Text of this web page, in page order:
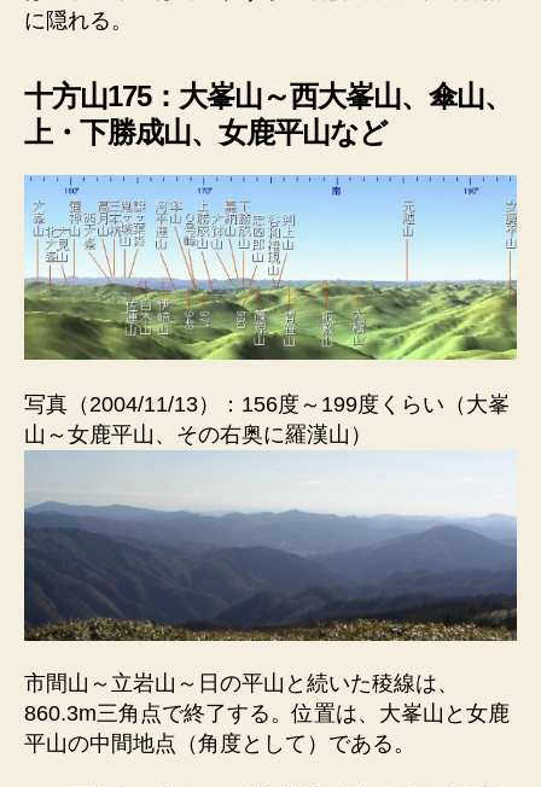
に隠れる。
十方山175：大峯山～西大峯山、傘山、
上・下勝成山、女鹿平山など
写真（2004/11/13）：156度～199度くらい（大峯
山～女鹿平山、その右奥に羅漢山）
市間山～立岩山～日の平山と続いた稜線は、
860.3m三角点で終了する。位置は、大峯山と女鹿
平山の中間地点（角度として）である。